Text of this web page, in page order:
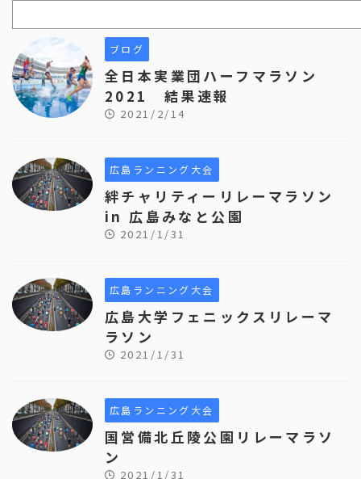
ブログ
全日本実業団ハーフマラソン
2021 結果速報
2021/2/14
広島ランニング大会
絆チャリティーリレーマラソン
in 広島みなと公園
2021/1/31
広島ランニング大会
広島大学フェニックスリレーマ
ラソン
2021/1/31
広島ランニング大会
国営備北丘陵公園リレーマラソ
ン
2021/1/31